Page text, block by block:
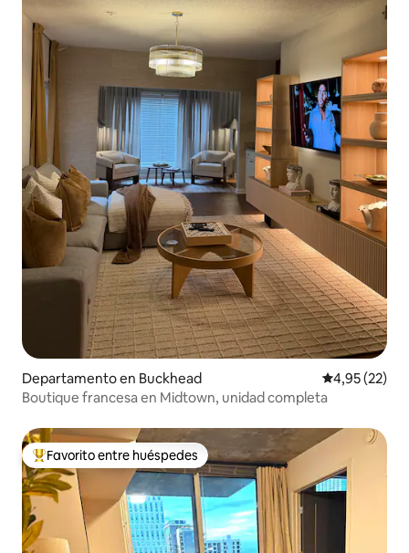
Departamento en Buckhead Calificación
4,95 (22)
Boutique francesa en Midtown, unidad completa
Favorito entre los huéspedes más destacados
Favorito entre huéspedes